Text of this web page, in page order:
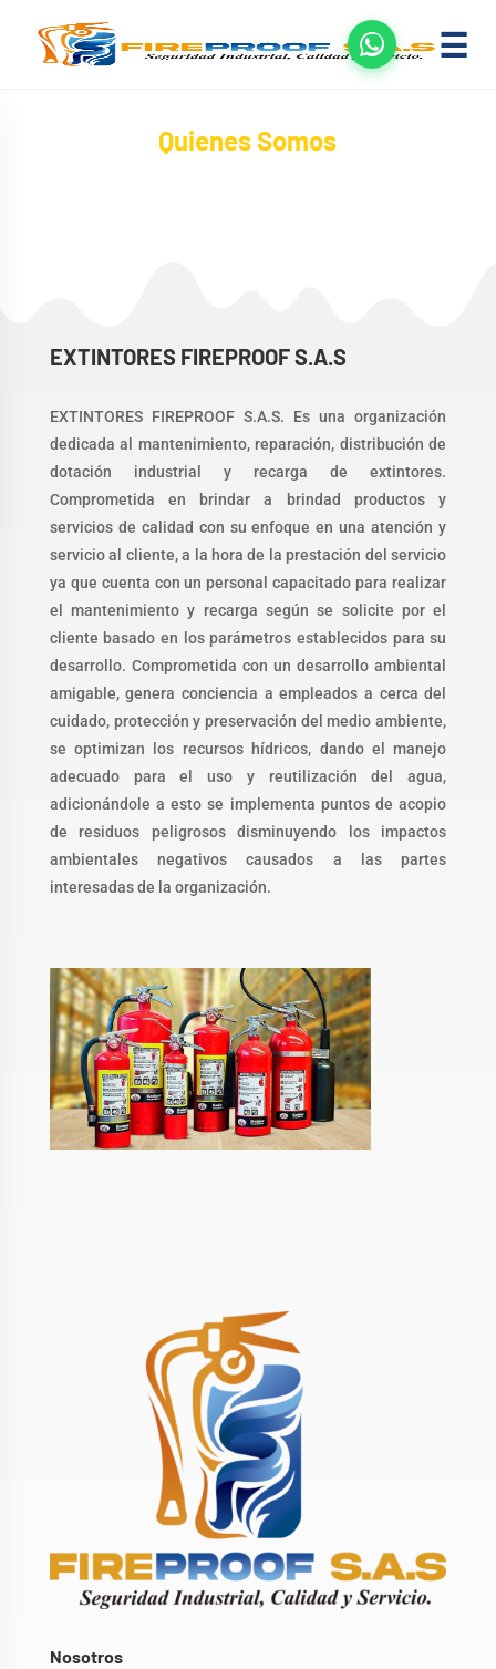
☰
Quienes Somos
EXTINTORES FIREPROOF S.A.S
EXTINTORES FIREPROOF S.A.S. Es una organización
dedicada al mantenimiento, reparación, distribución de
dotación industrial y recarga deextintores.
Comprometida en brindar a brindad productos y
servicios de calidad con su enfoque en una atención y
servicio al cliente, a la hora de la prestación delservicio
ya que cuenta con un personal capacitado para realizar
el mantenimiento y recarga según se solicite por el
cliente basado en los parámetros establecidos parasu
desarrollo. Comprometida con un desarrollo ambiental
amigable, generaconciencia a empleados a cerca del
cuidado, protección y preservación del medioambiente,
se optimizan los recursos hídricos, dando el manejo
adecuado para el uso y reutilización del agua,
adicionándole a esto se implementa puntos de acopio
de residuos peligrosos disminuyendo los impactos
ambientales negativos causados a
las partes
interesadas de la organización.
Nosotros